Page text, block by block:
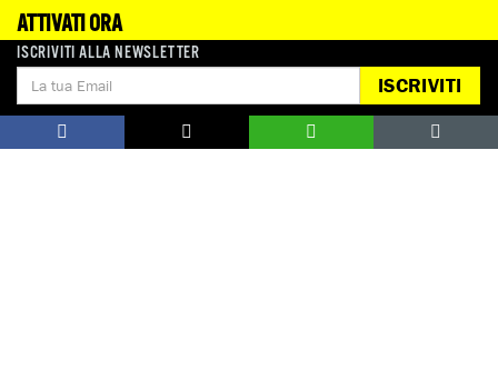
ATTIVATI ORA
SIRIA: STOP AL BOMBARDAMENTO DI CIVILI
NELLA GHOUTA ORIENTALE!
ISCRIVITI ALLA NEWSLETTER
ISCRIVITI